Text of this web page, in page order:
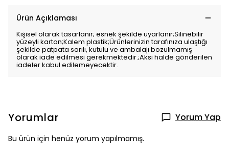
Ürün Açıklaması
Kişisel olarak tasarlanır; esnek şekilde uyarlanır;Silinebilir
yüzeyli karton;Kalem plastik;Ürünlerinizin tarafınıza ulaştığı
şekilde patpata sarılı, kutulu ve ambalajı bozulmamış
olarak iade edilmesi gerekmektedir.;Aksi halde gönderilen
iadeler kabul edilemeyecektir.
Yorumlar Yorum Yap
Bu ürün için henüz yorum yapılmamış.